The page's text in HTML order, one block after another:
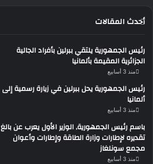
أحدث المقالات
رئيس الجمهورية يلتقي ببرلين بأفراد الجالية
الجزائرية المقيمة بألمانيا
منذ 3 أسابيع
رئيس الجمهورية يحل ببرلين في زيارة رسمية إلى
ألمانيا
منذ 3 أسابيع
باسم رئيس الجمهورية, الوزير الأول يعرب عن بالغ
تقديره لإطارات وزارة الطاقة وإطارات وأعوان
مجمع سونلغاز
منذ 3 أسابيع